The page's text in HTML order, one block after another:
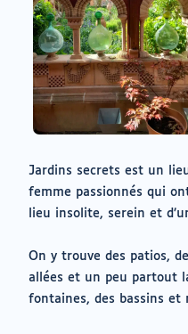
Jardins secrets est un
femme passionnés qui
lieu insolite, serein et
On y trouve des patios,
allées et un peu partout
fontaines, des bassins et